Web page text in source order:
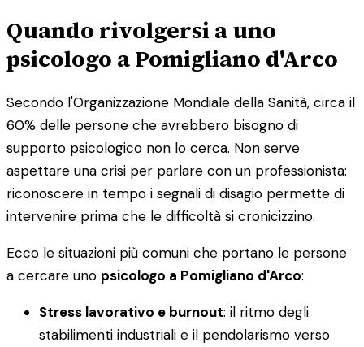
Quando rivolgersi a uno
psicologo a Pomigliano d'Arco
Secondo l'Organizzazione Mondiale della Sanità, circa il
60% delle persone che avrebbero bisogno di
supporto psicologico non lo cerca. Non serve
aspettare una crisi per parlare con un professionista:
riconoscere in tempo i segnali di disagio permette di
intervenire prima che le difficoltà si cronicizzino.
Ecco le situazioni più comuni che portano le persone
a cercare uno psicologo a Pomigliano d'Arco:
Stress lavorativo e burnout: il ritmo degli
stabilimenti industriali e il pendolarismo verso